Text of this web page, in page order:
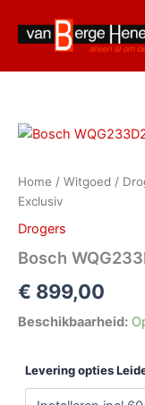
inhoud
Home / Witgoed /
Exclusiv
Drogers
Bosch
€ 899,00
Beschikbaarheid:
Levering opties
Bosch
6
Exclusiv
aantal